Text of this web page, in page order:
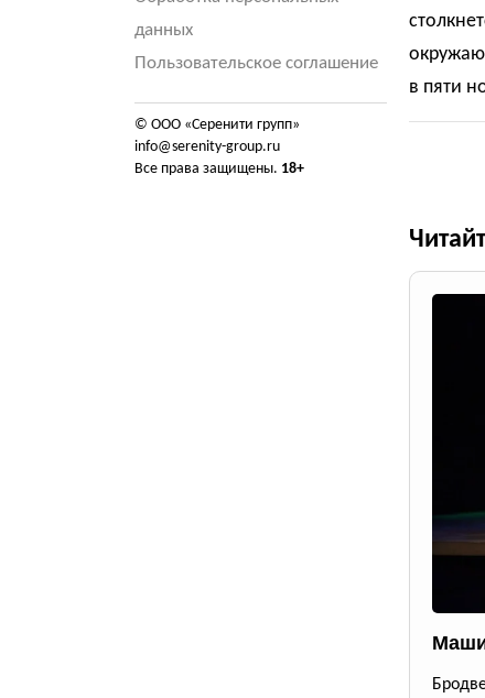
данных
Пользовательское соглашение
© ООО «Серенити групп»
info@serenity-group.ru
Все права защищены. 18+
в пяти